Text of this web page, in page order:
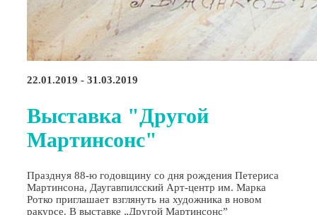
22.01.2019 - 31.03.2019
Выставка "Другой
Мартинсонс"
Празднуя 88-ю годовщину со дня рождения Петериса
Мартинсона, Даугавпилсский Арт-центр им. Марка
Ротко приглашает взглянуть на художника в новом
ракурсе. В выставке „Другой Мартинсонс”